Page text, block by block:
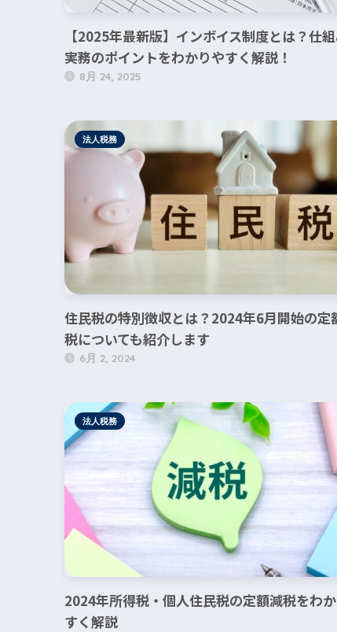
【2025年最新版】インボイス制度とは？仕
実務のポイントをわかりやすく解説！
8月 24, 2025
住民税の特別徴収とは？2024年6月開始の定
税についても紹介します
6月 2, 2024
法人税務
2024年所得税・個人住民税の定額減税をわ
すく解説
法人税務